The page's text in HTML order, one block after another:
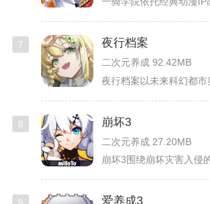
7 夜行档案
二次元养成 92.42MB
8 崩坏3
二次元养成 27.20MB
爱养成3